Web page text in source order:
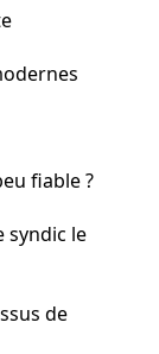
fiable ?
syndic le
de